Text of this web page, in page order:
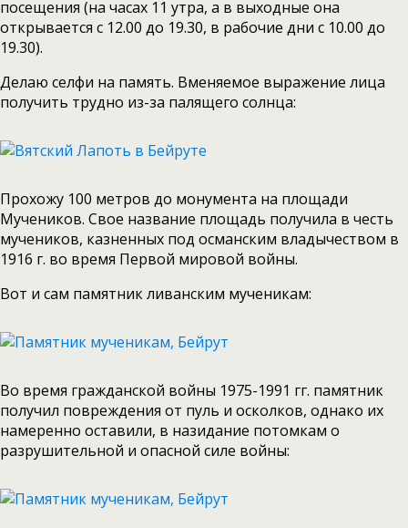
посещения (на часах 11 утра, а в выходные она
открывается с 12.00 до 19.30, в рабочие дни с 10.00 до
19.30).
Делаю селфи на память. Вменяемое выражение лица
получить трудно из-за палящего солнца:
Прохожу 100 метров до монумента на площади
Мучеников. Свое название площадь получила в честь
мучеников, казненных под османским владычеством в
1916 г. во время Первой мировой войны.
Вот и сам памятник ливанским мученикам:
Во время гражданской войны 1975-1991 гг. памятник
получил повреждения от пуль и осколков, однако их
намеренно оставили, в назидание потомкам о
разрушительной и опасной силе войны: